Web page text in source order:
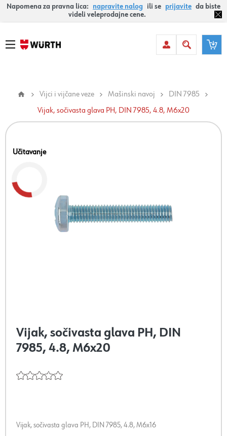
Napomena za pravna lica: napravite nalog ili se prijavite da biste
videli veleprodajne cene.
Vijci i vijčane veze Mašinski navoj
DIN 7985
Vijak, sočivasta glava PH, DIN 7985, 4.8, M6x20
Učitavanje
Vijak, sočivasta glava PH, DIN
7985, 4.8, M6x20
Vijak, sočivasta glava PH, DIN 7985, 4.8, M6x16